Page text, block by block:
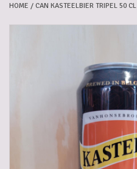
Blikken
HOME / CAN KASTEELBIER TRIPEL 50 CL